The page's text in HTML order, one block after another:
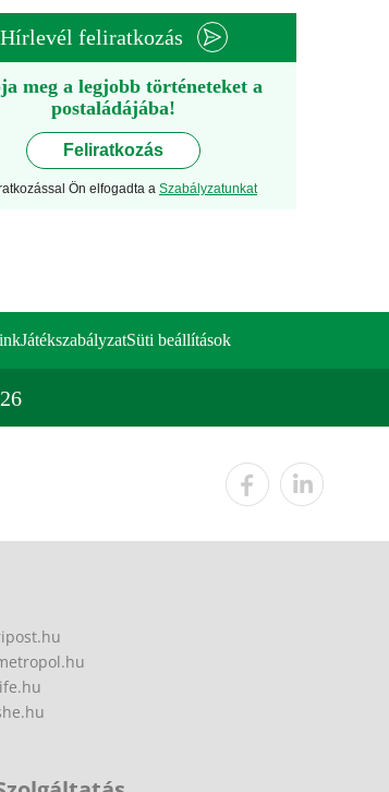
Hírlevél feliratkozás
meg a legjobb történeteket a
postaládájába!
Feliratkozás
Ön elfogadta a Szabályzatunkat
JátékszabályzatSüti beállítások